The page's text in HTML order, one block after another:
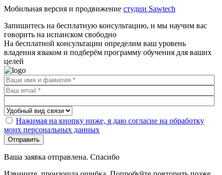
Мобильная версия и продвижение студии Sawtech
Запишитесь на бесплатную консультацию, и мы научим вас
говорить на испанском свободно
На бесплатной консультации определим ваш уровень
владения языком и подберём программу обучения для ваших
целей
Нажимая на кнопку ниже, я даю согласие на обработку
моих персональных данных
Отправить
Ваша заявка отправлена. Спасибо